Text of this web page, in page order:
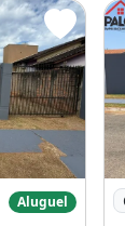
EDELMINA
em
Aluguel